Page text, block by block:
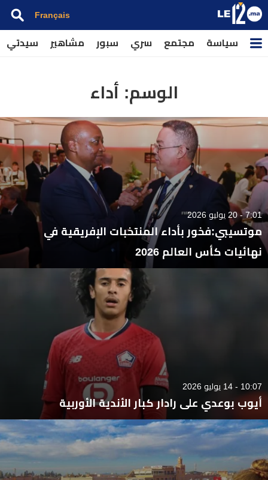
Français
سياسة مجتمع سري سبور مشاهير سيدتي
الوسم: أداء
7:01 - 20 يوليو 2026
موتسيبي:فخور بأداء المنتخبات الإفريقية في
نهائيات كأس العالم 2026
10:07 - 14 يوليو 2026
أيوب بوعدي على رادار كبار الأندية الأوربية